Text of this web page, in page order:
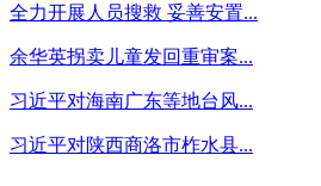
全力开展人员搜救 妥善安置...
余华英拐卖儿童发回重审案...
习近平对海南广东等地台风...
习近平对陕西商洛市柞水县...